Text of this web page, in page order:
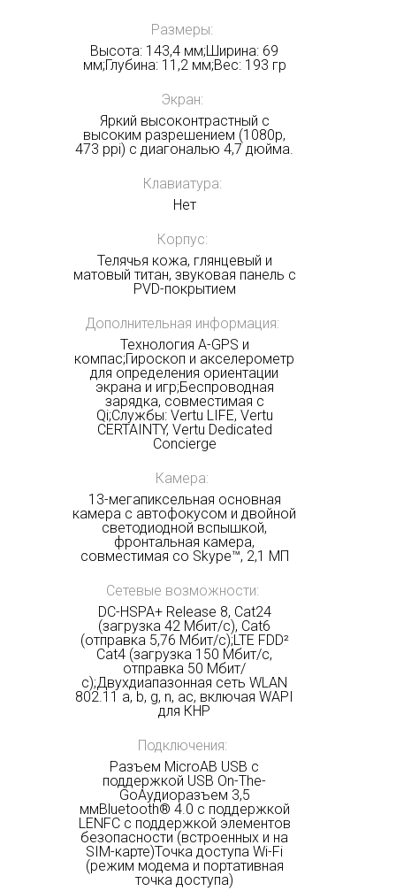
Размеры:
Высота: 143,4 мм;Ширина: 69
мм;Глубина: 11,2 мм;Вес: 193 гр
Экран:
Яркий высоконтрастный с
высоким разрешением (1080p,
473 ppi) с диагональю 4,7 дюйма.
Клавиатура:
Нет
Корпус:
Телячья кожа, глянцевый и
матовый титан, звуковая панель с
PVD-покрытием
Дополнительная информация:
Технология A-GPS и
компас;Гироскоп и акселерометр
для определения ориентации
экрана и игр;Беспроводная
зарядка, совместимая с
Qi;Службы: Vertu LIFE, Vertu
CERTAINTY, Vertu Dedicated
Concierge
Камера:
13-мегапиксельная основная
камера с автофокусом и двойной
светодиодной вспышкой,
фронтальная камера,
совместимая со Skype™, 2,1 МП
Сетевые возможности:
DC-HSPA+ Release 8, Cat24
(загрузка 42 Мбит/с), Cat6
(отправка 5,76 Мбит/с);LTE FDD²
Cat4 (загрузка 150 Мбит/с,
отправка 50 Мбит/
с);Двухдиапазонная сеть WLAN
802.11 a, b, g, n, ac, включая WAPI
для КНР
Подключения:
Разъем MicroAB USB с
поддержкой USB On-The-
GoАудиоразъем 3,5
ммBluetooth® 4.0 с поддержкой
LENFC с поддержкой элементов
безопасности (встроенных и на
SIM-карте)Точка доступа Wi-Fi
(режим модема и портативная
точка доступа)
Получать на почту